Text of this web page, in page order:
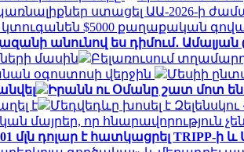
ստացել ԱԱ-2026-ի
կտուգանեն $5000 քաղաքական
անունով ես դիմում․ Ամալյան
մասին
Բելառուսում
օգոստոսի վերջին
Մեսիի
Իրանն ու Օմանը շատ մոտ են
է
Մեդվեդևը խոսել է
մայրեր, որ հնարավորություն
մլն դոլար է հատկացրել